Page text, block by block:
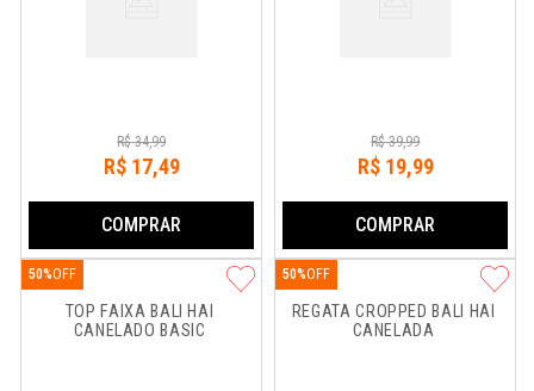
R$ 34,99
R$ 17,49
COMPRAR
R$ 39,99
R$ 19,99
COMPRAR
TOP FAIXA BALI HAI
CANELADO BASIC
50%
REGATA CROPPED BALI HAI
CANELADA
50%